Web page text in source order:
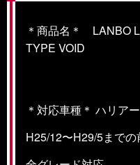
＊商品名＊ LANBO
TYPE VOID
＊対応車種＊ ハリア
H25/12〜H29/5まで